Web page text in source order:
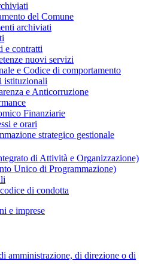
del Comune
archiviati
e contratti
nuovi servizi
e Codice di comportamento
istituzionali
e Anticorruzione
Finanziarie
e orari
strategico gestionale
di Attività e Organizzazione)
Unico di Programmazione)
di condotta
e imprese
amministrazione, di direzione o di